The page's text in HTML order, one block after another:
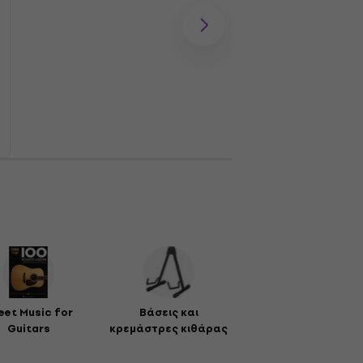
Music for
Guitars
Βάσεις και
κρεμάστρες κιθάρας